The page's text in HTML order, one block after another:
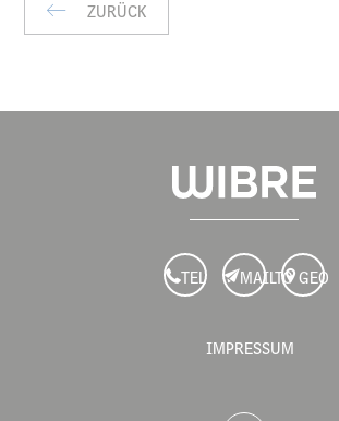
ZURÜCK
TEL MAILTO GEO
IMPRESSUM